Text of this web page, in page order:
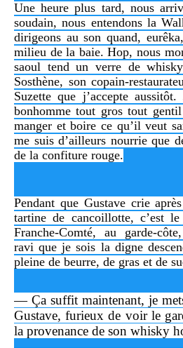
Une heure plus tard, nous
soudain, nous entendons la
dirigeons au son quand,
milieu de la baie. Hop, nous
saoul tend un verre de
Sosthène, son copain-
Suzette que j’accepte
bonhomme tout gros tout
manger et boire ce qu’il veut
me suis d’ailleurs nourrie que
de la confiture rouge.
Pendant que Gustave crie
tartine de cancoillotte, c’est
Franche-Comté, au garde-
ravi que je sois la digne
pleine de beurre, de gras et de
— Ça suffit maintenant, je
Gustave, furieux de voir le
la provenance de son whisky